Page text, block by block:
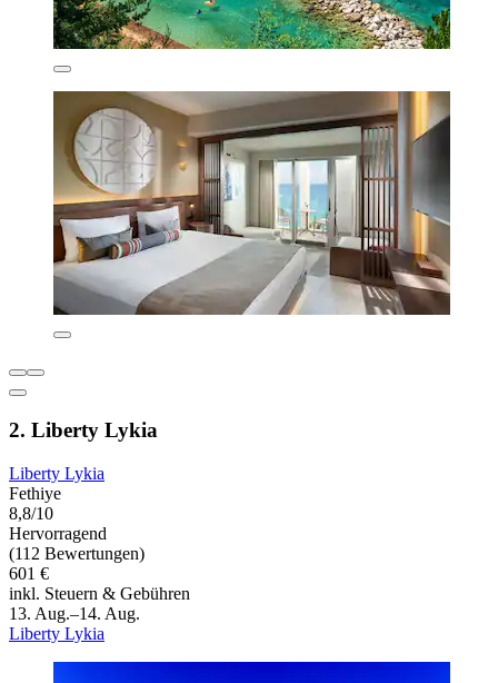
2. Liberty Lykia
Liberty Lykia
Fethiye
8,8/10
Hervorragend
(112 Bewertungen)
601 €
inkl. Steuern & Gebühren
13. Aug.–14. Aug.
Liberty Lykia